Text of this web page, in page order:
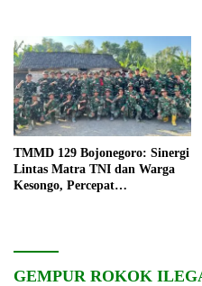
TMMD 129 Bojonegoro: Sinergi
Lintas Matra TNI dan Warga
Kesongo, Percepat
GEMPUR ROKOK